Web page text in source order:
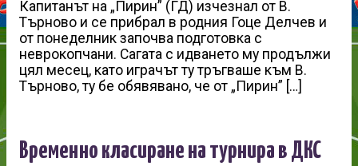
Капитанът на „Пирин” (ГД) изчезнал от В.
Търново и се прибрал в родния Гоце Делчев и
от понеделник започва подготовка с
неврокопчани. Сагата с идването му продължи
цял месец, като играчът ту тръгваше към В.
Търново, ту бе обявявано, че от „Пирин” […]
Временно класиране на турнира в ДКС